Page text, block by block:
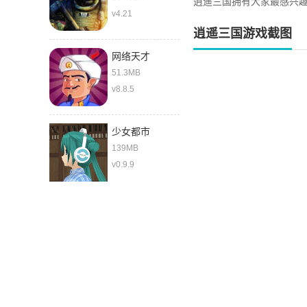
v4.21
网络天才
51.3MB
v8.8.5
少女都市
139MB
v0.9.9
逍遥三国游戏截图